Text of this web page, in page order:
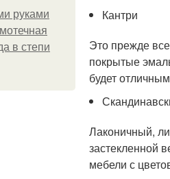
руками
в степи
Кантри
Это прежде
покрытые
будет
Лаконичный,
застекленной
мебели с